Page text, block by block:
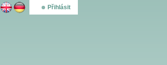
Přihlásit